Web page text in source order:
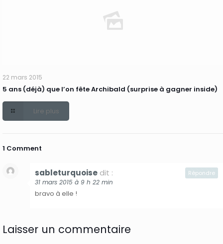
22 mars 2015
5 ans (déjà) que l’on fête Archibald (surprise à gagner inside)
Lire plus
1 Comment
sableturquoise dit :
31 mars 2015 à 9 h 22 min
bravo à elle !
Répondre
Laisser un commentaire